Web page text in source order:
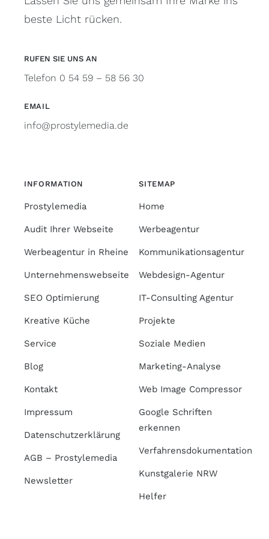
beste Licht rücken.
RUFEN SIE UNS AN
Telefon 0 54 59 – 58 56 30
EMAIL
info@prostylemedia.de
SITEMAP
Home
Werbeagentur
Kommunikationsagentur
Webdesign-Agentur
IT-Consulting Agentur
Projekte
Soziale Medien
Marketing-Analyse
Web Image Compressor
Google Schriften
erkennen
Verfahrensdokumentation
Kunstgalerie NRW
Helfer
INFORMATION
Prostylemedia
Audit Ihrer Webseite
Werbeagentur in Rheine
Unternehmenswebseite
SEO Optimierung
Kreative Küche
Service
Blog
Kontakt
Impressum
Datenschutzerklärung
AGB – Prostylemedia
Newsletter